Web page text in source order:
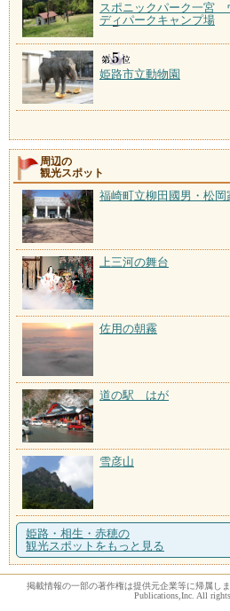
スポニックパーク一宮
ディパークキャンプ場
姫路市立動物園
周辺の
観光スポット
福崎町立柳田國男・松岡
上三河の舞台
佐用の朝霧
道の駅 はが
雪彦山
姫路・相生・赤穂の
観光スポットをもっと見る
掲載情報の一部の著作権は提供元企業等に帰属し
Publications,Inc. All rights